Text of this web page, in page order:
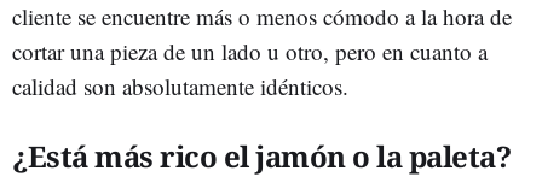
cliente se encuentre más o menos cómodo a la hora de
cortar una pieza de un lado u otro, pero en cuanto a
calidad son absolutamente idénticos.
¿Está más rico el jamón o la paleta?